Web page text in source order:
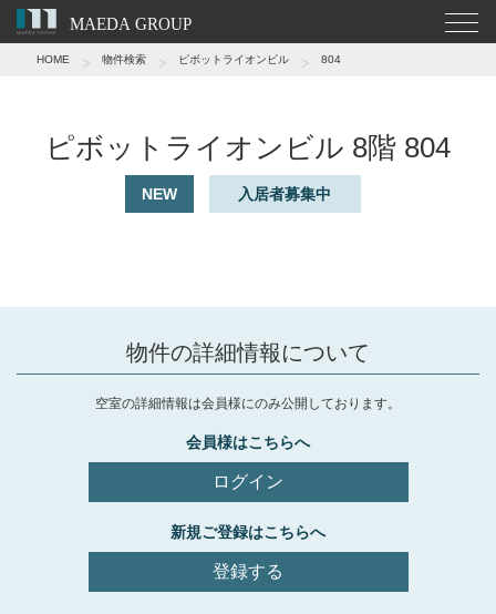
HOME 物件検索 ピボットライオンビル 804
ピボットライオンビル 8階 804
NEW 入居者募集中
物件の詳細情報について
空室の詳細情報は会員様にのみ公開しております。
会員様はこちらへ
ログイン
新規ご登録はこちらへ
登録する